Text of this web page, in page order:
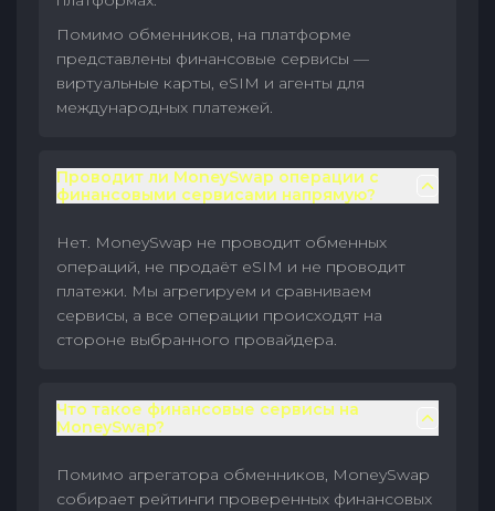
Помимо обменников, на платформе
представлены финансовые сервисы —
виртуальные карты, eSIM и агенты для
международных платежей.
Проводит ли MoneySwap операции с
финансовыми сервисами напрямую?
Нет. MoneySwap не проводит обменных
операций, не продаёт eSIM и не проводит
платежи. Мы агрегируем и сравниваем
сервисы, а все операции происходят на
стороне выбранного провайдера.
Что такое финансовые сервисы на
MoneySwap?
Помимо агрегатора обменников, MoneySwap
собирает рейтинги проверенных финансовых